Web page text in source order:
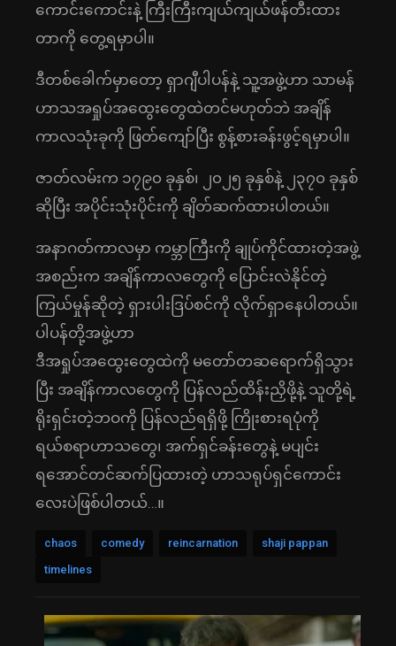
ကောင်းကောင်းနဲ့ ကြီးကြီးကျယ်ကျယ်ဖန်တီးထား
တာကို တွေ့ရမှာပါ။
ဒီတစ်ခေါက်မှာတော့ ရှာဂျီပါပန်နဲ့ သူ့အဖွဲ့ဟာ သာမန်
ဟာသအရှုပ်အထွေးတွေထဲတင်မဟုတ်ဘဲ အချိန်
ကာလသုံးခုကို ဖြတ်ကျော်ပြီး စွန့်စားခန်းဖွင့်ရမှာပါ။
ဇာတ်လမ်းက ၁၇၉၀ ခုနှစ်၊ ၂၀၂၅ ခုနှစ်နဲ့ ၂၃၇၀ ခုနှစ်
ဆိုပြီး အပိုင်းသုံးပိုင်းကို ချိတ်ဆက်ထားပါတယ်။
အနာဂတ်ကာလမှာ ကမ္ဘာကြီးကို ချုပ်ကိုင်ထားတဲ့အဖွဲ့
အစည်းက အချိန်ကာလတွေကို ပြောင်းလဲနိုင်တဲ့
ကြယ်မှုန်ဆိုတဲ့ ရှားပါးဒြပ်စင်ကို လိုက်ရှာနေပါတယ်။
ပါပန်တို့အဖွဲ့ဟာ
ဒီအရှုပ်အထွေးတွေထဲကို မတော်တဆရောက်ရှိသွား
ပြီး အချိန်ကာလတွေကို ပြန်လည်ထိန်းညှိဖို့နဲ့ သူတို့ရဲ့
ရိုးရှင်းတဲ့ဘဝကို ပြန်လည်ရရှိဖို့ ကြိုးစားရပုံကို
ရယ်စရာဟာသတွေ၊ အက်ရှင်ခန်းတွေနဲ့ မပျင်း
ရအောင်တင်ဆက်ပြထားတဲ့ ဟာသရုပ်ရှင်ကောင်း
လေးပဲဖြစ်ပါတယ်…။
chaos comedy reincarnation
shaji pappan
timelines